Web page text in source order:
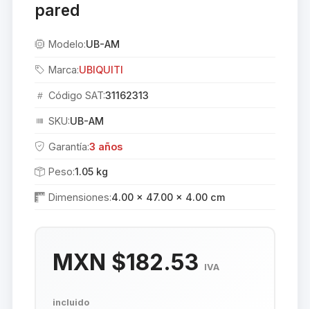
pared
Modelo:UB-AM
Marca:UBIQUITI
Código SAT:31162313
SKU:UB-AM
Garantía:3 años
Peso:1.05 kg
Dimensiones:4.00 × 47.00 × 4.00 cm
MXN $182.53 IVA
incluido